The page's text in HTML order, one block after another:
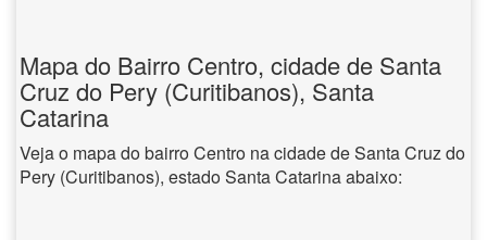
Mapa do Bairro Centro, cidade de Santa
Cruz do Pery (Curitibanos), Santa
Catarina
Veja o mapa do bairro Centro na cidade de Santa Cruz do
Pery (Curitibanos), estado Santa Catarina abaixo: